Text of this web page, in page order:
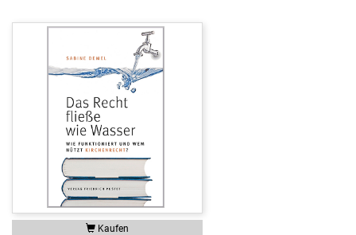
Kaufen